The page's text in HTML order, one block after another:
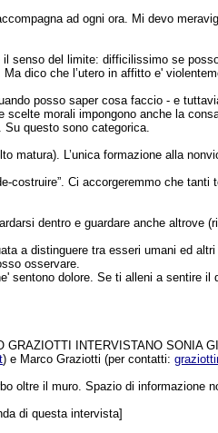
ad ogni ora. Mi devo
senso del limite: difficilissimo se
dico che l’utero in affitto e'
posso saper cosa faccio - e
scelte morali impongono anche la
Su questo sono categorica.
matura). L’unica formazione alla
costruire”. Ci accorgeremmo che
dentro e guardare anche altrove
a distinguere tra esseri umani ed
osservare.
sentono dolore. Se ti alleni a sentire
GRAZIOTTI INTERVISTANOSONIA
) e Marco Graziotti (per contatti:
oltre il muro. Spazio di informazione
di questa intervista]